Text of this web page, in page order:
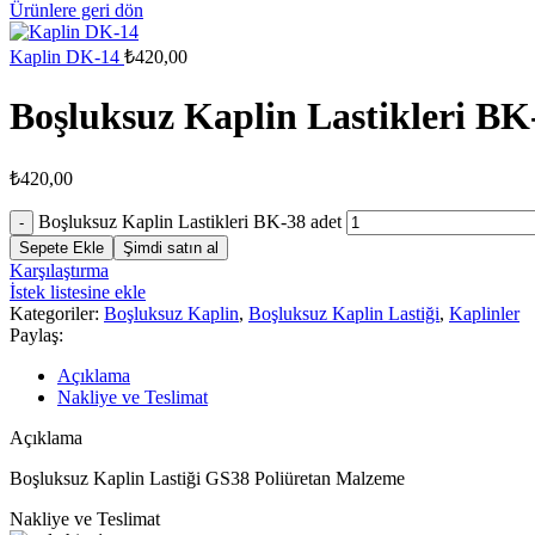
Ürünlere geri dön
Kaplin DK-14 ₺420,00
Boşluksuz Kaplin Lastikleri
₺420,00
Boşluksuz Kaplin Lastikleri BK-38 adet
Sepete Ekle Şimdi satın al
Karşılaştırma
İstek listesine ekle
Kategoriler: Boşluksuz Kaplin, Boşluksuz Kaplin Lastiği, Kaplinler
Paylaş:
Açıklama
Nakliye ve Teslimat
Açıklama
Boşluksuz Kaplin Lastiği GS38 Poliüretan Malzeme
Nakliye ve Teslimat